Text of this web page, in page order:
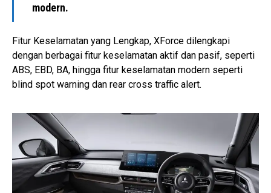
modern.
Fitur Keselamatan yang Lengkap, XForce dilengkapi
dengan berbagai fitur keselamatan aktif dan pasif, seperti
ABS, EBD, BA, hingga fitur keselamatan modern seperti
blind spot warning dan rear cross traffic alert.